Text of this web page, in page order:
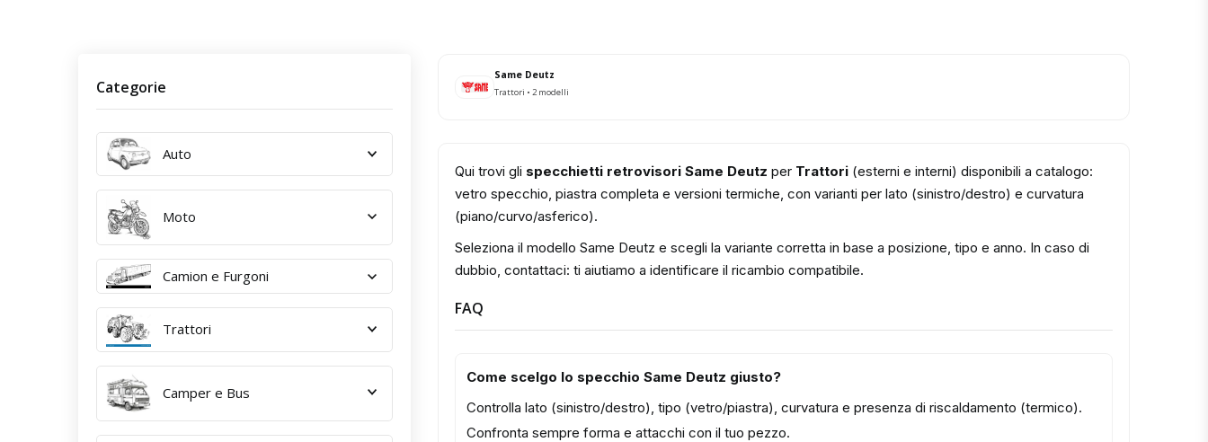
Categorie
Auto
Moto
Camion e Furgoni
Trattori
Camper e Bus
Same Deutz
Trattori • 2 modelli
Qui trovi gli specchietti retrovisori Same Deutz per Trattori (esterni e interni) disponibili a catalogo:
vetro specchio, piastra completa e versioni termiche, con varianti per lato (sinistro/destro) e curvatura
(piano/curvo/asferico).
Seleziona il modello Same Deutz e scegli la variante corretta in base a posizione, tipo e anno. In caso di
dubbio, contattaci: ti aiutiamo a identificare il ricambio compatibile.
FAQ
Come scelgo lo specchio Same Deutz giusto?
Controlla lato (sinistro/destro), tipo (vetro/piastra), curvatura e presenza di riscaldamento (termico).
Confronta sempre forma e attacchi con il tuo pezzo.